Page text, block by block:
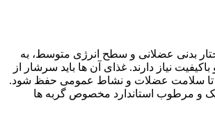
بدنی عضلانی و سطح انرژی متوسط، به
نیاز دارند. غذای آن‌ ها باید سرشار از
تا سلامت عضلات و نشاط عمومی حفظ شود.
و مرطوب استاندارد مخصوص گربه‌ ها